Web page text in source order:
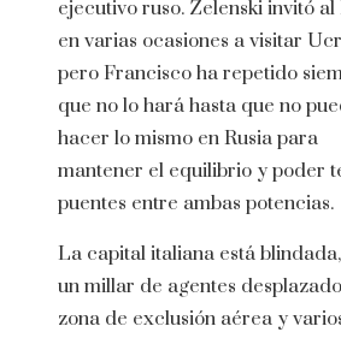
ejecutivo ruso. Zelenski invitó al
en varias ocasiones a visitar
pero Francisco ha repetido
que no lo hará hasta que no
hacer lo mismo en Rusia para
mantener el equilibrio y poder
puentes entre ambas potencias.
La capital italiana está
un millar de agentes
zona de exclusión aérea y